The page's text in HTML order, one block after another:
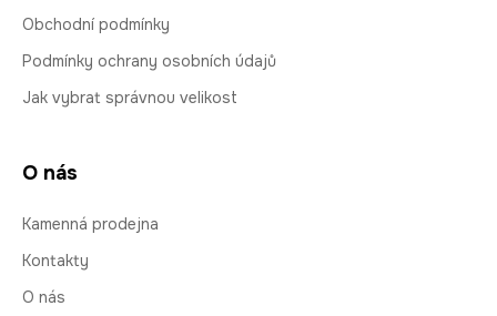
Obchodní podmínky
Podmínky ochrany osobních údajů
Jak vybrat správnou velikost
O nás
Kamenná prodejna
Kontakty
O nás